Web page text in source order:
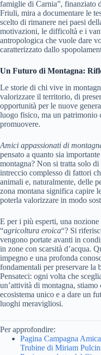
famiglie di Carnia”, finanziato
Friuli, mira a documentare le
scelto di rimanere nei paesi
motivazioni, le difficoltà e i
antropologica che vuole dare
caratterizzato dallo
Un Futuro di Montagna:
Le storie di chi vive in
valorizzare il territorio, di
opportunità per le nuove
luogo fisico, ma un patrimonio
promuovere.
Amici appassionati di
pensato a quanto sia
montagna? Non si tratta solo
intreccio complesso di fattori
animali e, naturalmente, delle
zona montana significa capire
poterla valorizzare in modo
E per i più esperti, una
“agricoltura eroica“? Si
vengono portate avanti in
in zone con scarsità d’acqua.
impegno e una profonda
fondamentali per preservare la
Pensateci: ogni volta che
un’attività di montagna,
ecosistema unico e a dare un
luoghi meravigliosi.
Per approfondire:
Pagina Campagna
Trubine di Miriam